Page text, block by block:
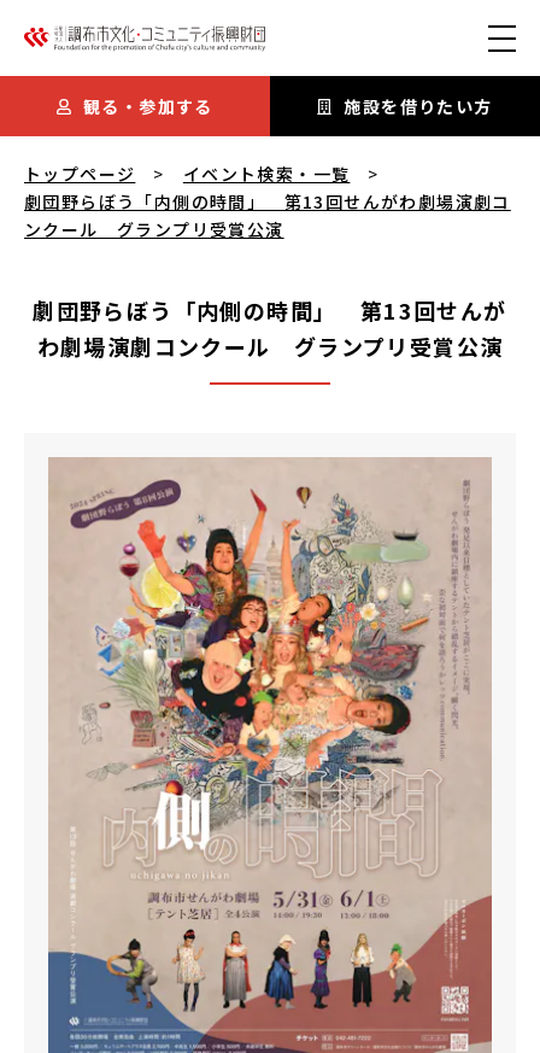
観る・参加する 施設を借りたい方
トップページ
イベント検索・一覧
劇団野らぼう「内側の時間」 第13回せんがわ劇場演劇コ
ンクール グランプリ受賞公演
劇団野らぼう「内側の時間」 第13回せんが
わ劇場演劇コンクール グランプリ受賞公演
劇団野らぼう「内側の時間」 第13回せんがわ劇場演劇コンク